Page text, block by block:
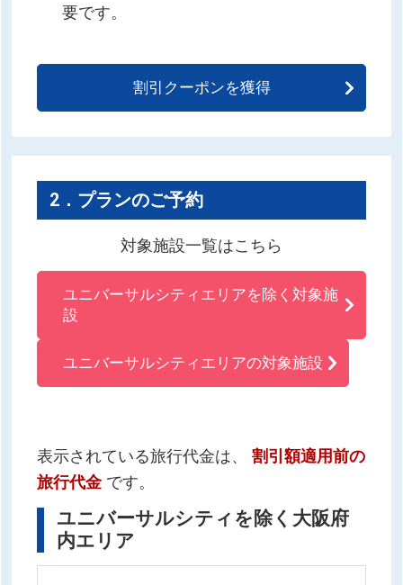
要です。
割引クーポンを獲得
2．プランのご予約
対象施設一覧はこちら
ユニバーサルシティエリアを除く対象施
設
ユニバーサルシティエリアの対象施設
表示されている旅行代金は、
割引額適用前の
旅行代金 です。
ユニバーサルシティを除く大阪府
内エリア